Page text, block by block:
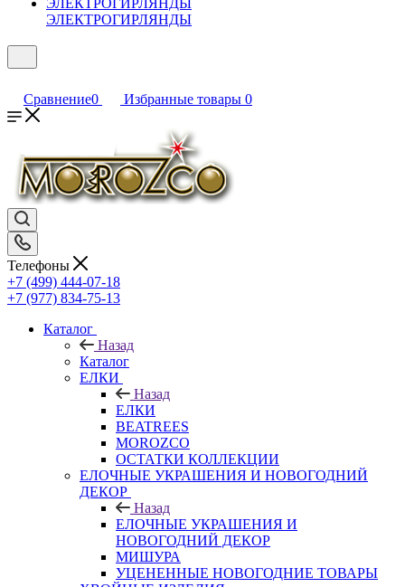
ЭЛЕКТРОГИРЛЯНДЫ
Сравнение0 Избранные товары 0
Телефоны
+7 (499) 444-07-18
+7 (977) 834-75-13
Каталог
Назад
Каталог
ЕЛКИ
Назад
ЕЛКИ
BEATREES
MOROZCO
ОСТАТКИ КОЛЛЕКЦИИ
ЕЛОЧНЫЕ УКРАШЕНИЯ И НОВОГОДНИЙ
ДЕКОР
Назад
ЕЛОЧНЫЕ УКРАШЕНИЯ И
НОВОГОДНИЙ ДЕКОР
МИШУРА
УЦЕНЕННЫЕ НОВОГОДНИЕ ТОВАРЫ